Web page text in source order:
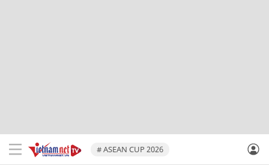
# ASEAN CUP 2026